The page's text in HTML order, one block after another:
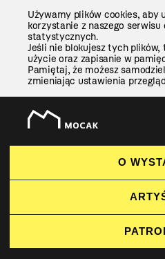
Używamy plików cookies, aby
korzystanie z naszego serwisu
statystycznych.
Jeśli nie blokujesz tych plików,
użycie oraz zapisanie w
Pamiętaj, że możesz
zmieniając ustawienia
O